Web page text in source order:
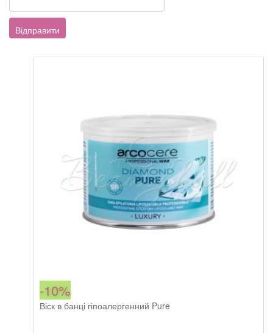
-10%
Віск в банці гіпоалергенний Pure